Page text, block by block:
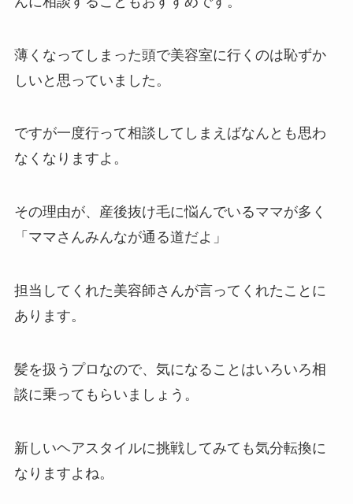
薄くなってしまった頭で美容室に行くのは恥ずか
しいと思っていました。
ですが一度行って相談してしまえばなんとも思わ
なくなりますよ。
その理由が、産後抜け毛に悩んでいるママが多く
「ママさんみんなが通る道だよ」
担当してくれた美容師さんが言ってくれたことに
あります。
髪を扱うプロなので、気になることはいろいろ相
談に乗ってもらいましょう。
新しいヘアスタイルに挑戦してみても気分転換に
なりますよね。